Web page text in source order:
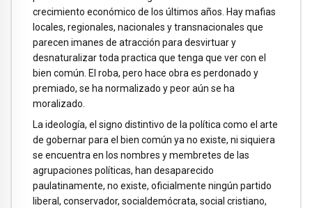
crecimiento económico de los últimos años. Hay mafias
locales, regionales, nacionales y transnacionales que
parecen imanes de atracción para desvirtuar y
desnaturalizar toda practica que tenga que ver con el
bien común. El roba, pero hace obra es perdonado y
premiado, se ha normalizado y peor aún se ha
moralizado.
La ideología, el signo distintivo de la política como el arte
de gobernar para el bien común ya no existe, ni siquiera
se encuentra en los nombres y membretes de las
agrupaciones políticas, han desaparecido
paulatinamente, no existe, oficialmente ningún partido
liberal, conservador, socialdemócrata, social cristiano,